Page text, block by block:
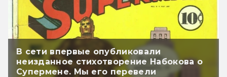
В сети впервые опубликовали
неизданное стихотворение Набокова о
Супермене. Мы его перевели